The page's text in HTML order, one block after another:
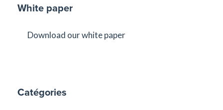
White paper
Download our white paper
Catégories